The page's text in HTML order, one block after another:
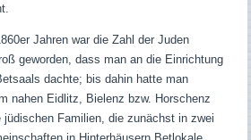
Jahren war die Zahl der Juden
geworden, dass man an die Einrichtung
dachte; bis dahin hatte man
nahen Eidlitz, Bielenz bzw. Horschenz
jüdischen Familien, die zunächst in zwei